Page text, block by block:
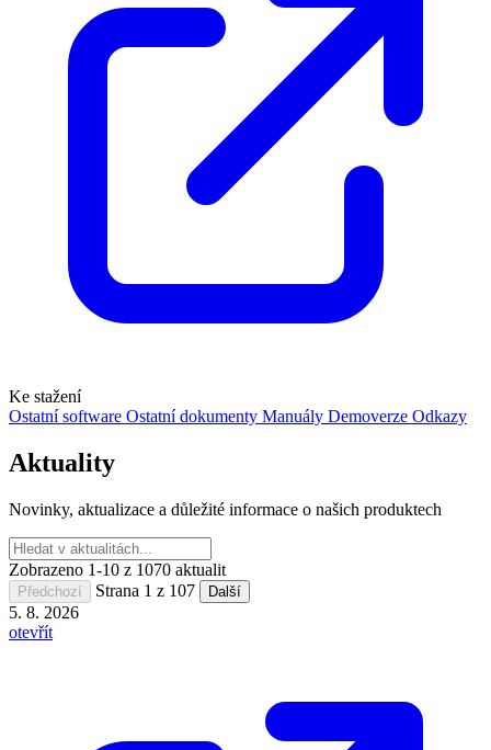
Ke stažení
Ostatní software Ostatní dokumenty Manuály Demoverze Odkazy
Aktuality
Novinky, aktualizace a důležité informace o našich produktech
Zobrazeno 1-10 z 1070 aktualit
Předchozí Strana 1 z 107 Další
5. 8. 2026
otevřít